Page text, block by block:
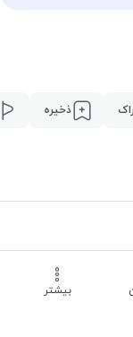
ذخیره
بیشتر